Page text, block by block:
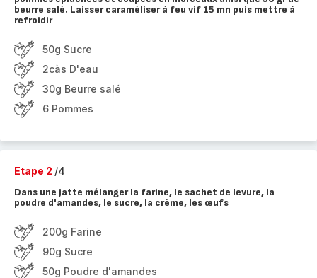
beurre salé. Laisser caraméliser à feu vif 15 mn puis mettre à
refroidir
50g Sucre
2càs D'eau
30g Beurre salé
6 Pommes
Etape 2 /4
Dans une jatte mélanger la farine, le sachet de levure, la
poudre d'amandes, le sucre, la crème, les œufs
200g Farine
90g Sucre
50g Poudre d'amandes